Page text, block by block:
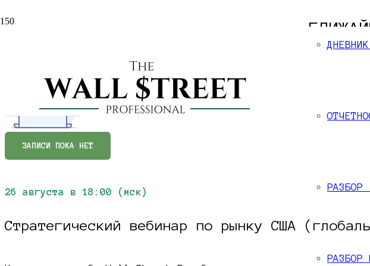
РАЗБОР
РАЗБОР
ЗАПИСИ ПОКА НЕТ
26 августа в 18:00 (мск)
Стратегический вебинар по рынку США